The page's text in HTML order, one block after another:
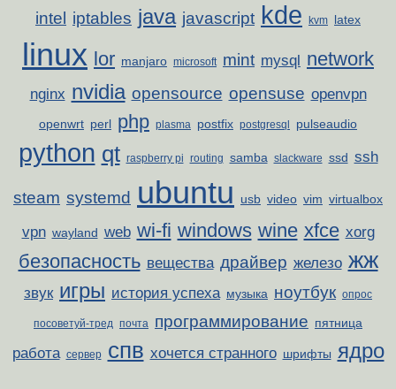
intel iptables java javascript kde kvm latex
linux lor manjaro microsoft mint mysql network
nginx nvidia opensource opensuse openvpn
openwrt perl php plasma postfix postgresql pulseaudio
python qt raspberry pi routing samba slackware ssd ssh
steam systemd ubuntu usb video vim virtualbox
vpn wayland web wi-fi windows wine xfce xorg
безопасность вещества драйвер железо жж
звук игры история успеха музыка ноутбук опрос
посоветуй-тред почта программирование пятница
работа сервер спв хочется странного шрифты ядро